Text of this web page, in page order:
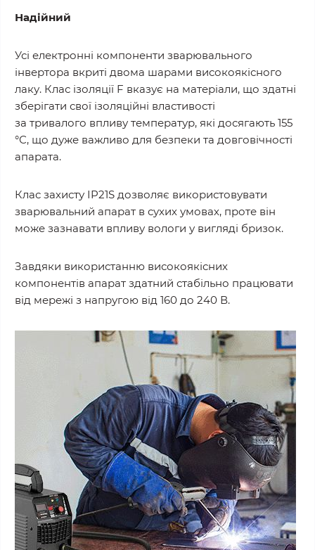
Надійний
Усі електронні компоненти зварювального
інвертора вкриті двома шарами високоякісного
лаку. Клас ізоляції F вказує на матеріали, що здатні
зберігати свої ізоляційні властивості
за тривалого впливу температур, які досягають 155
°С, що дуже важливо для безпеки та довговічності
апарата.
Клас захисту IP21S дозволяє використовувати
зварювальний апарат в сухих умовах, проте він
може зазнавати впливу вологи у вигляді бризок.
Завдяки використанню високоякісних
компонентів апарат здатний стабільно працювати
від мережі з напругою від 160 до 240 В.